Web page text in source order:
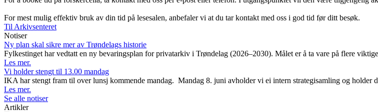
For mest mulig effektiv bruk av din tid på lesesalen, anbefaler vi at du tar kontakt med oss i god tid før ditt besøk.
Til Arkivsenteret
Notiser
Ny plan skal sikre mer av Trøndelags historie
Fylkestinget har vedtatt en ny bevaringsplan for privatarkiv i Trøndelag (2026–2030). Målet er å ta vare på flere
Les mer.
Vi holder stengt til 13.00 mandag
IKA har stengt fram til over lunsj kommende mandag. Mandag 8. juni avholder vi ei intern strategisamling og holder
Les mer.
Se alle notiser
Artikler